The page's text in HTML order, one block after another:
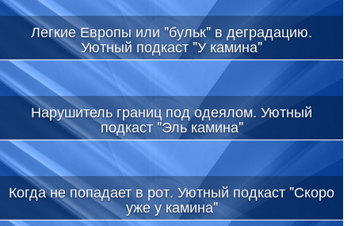
Легкие Европы или "бульк" в деградацию.
Уютный подкаст "У камина"
Нарушитель границ под одеялом. Уютный
подкаст "Эль камина"
Когда не попадает в рот. Уютный подкаст "Скоро
уже у камина"